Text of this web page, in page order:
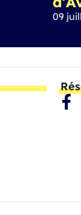
09